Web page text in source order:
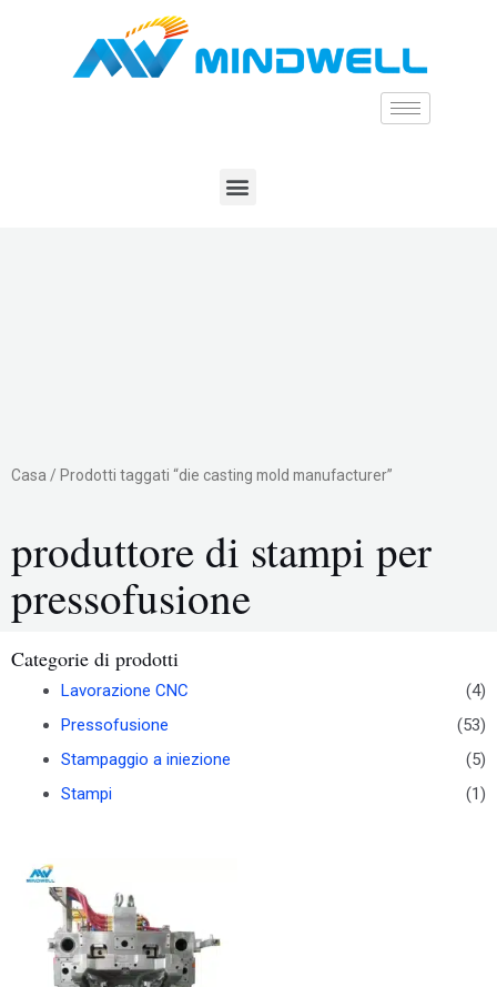
Casa / Prodotti taggati “die casting mold manufacturer”
produttore di stampi per
pressofusione
Categorie di prodotti
Lavorazione CNC
(4)
Pressofusione
(53)
Stampaggio a iniezione
(5)
Stampi
(1)